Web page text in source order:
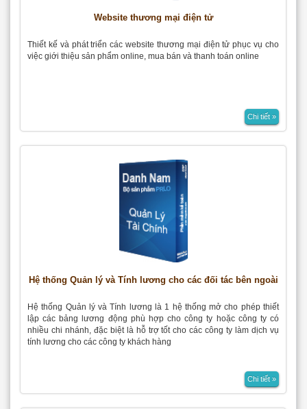
Website thương mại điện tử
Thiết kế và phát triển các website thương mại điện tử phục vụ cho
việc giới thiệu sản phẩm online, mua bán và thanh toán online
Chi tiết »
Hệ thống Quản lý và Tính lương cho các đối tác bên ngoài
Hệ thống Quản lý và Tính lương là 1 hệ thống mở cho phép thiết
lập các bảng lương động phù hợp cho công ty hoặc công ty có
nhiều chi nhánh, đặc biệt là hỗ trợ tốt cho các công ty làm dịch vụ
tính lương cho các công ty khách hàng
Chi tiết »